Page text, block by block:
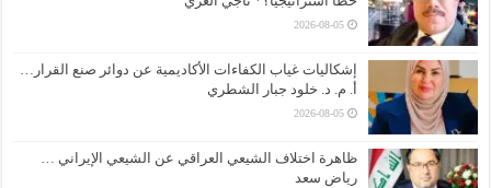
2026-08-05
إشكاليات غياب الكفاءات الأكاديمية عن دوائر صنع القرار…
أ. م. د. خلود جبار الشطري
2026-08-05
ظاهرة اختلاف الشيعي العراقي عن الشيعي الإيراني …
رياض سعد